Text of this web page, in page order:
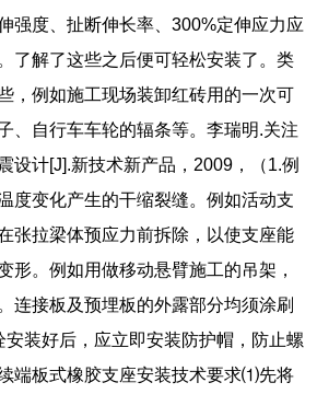
强度、扯断伸长率、300%定伸应力应
了解了这些之后便可轻松安装了。类
，例如施工现场装卸红砖用的一次可
、自行车车轮的辐条等。李瑞明.关注
设计[J].新技术新产品，2009，（1.例
度变化产生的干缩裂缝。例如活动支
张拉梁体预应力前拆除，以使支座能
形。例如用做移动悬臂施工的吊架，
连接板及预埋板的外露部分均须涂刷
安装好后，应立即安装防护帽，防止螺
端板式橡胶支座安装技术要求⑴先将